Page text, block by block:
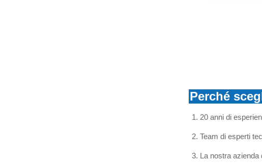
Perché
20 anni di
Team di esperti
La nostra azienda